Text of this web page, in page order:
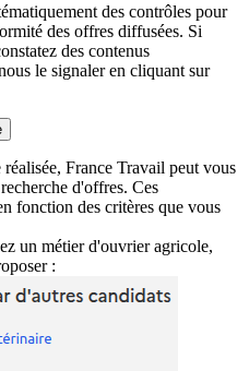
des contrôles pour
des offres diffusées. Si
des contenus
le signaler en cliquant sur
France Travail peut vous
d'offres. Ces
fonction des critères que vous
un métier d'ouvrier agricole,
: